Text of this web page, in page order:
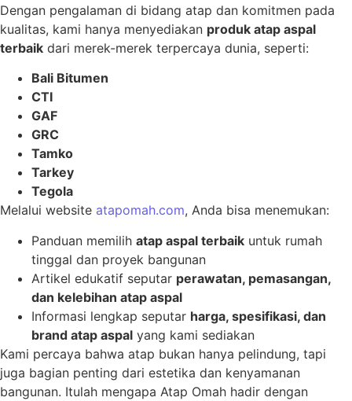
Dengan pengalaman di bidang atap dan komitmen pada
kualitas, kami hanya menyediakan produk atap aspal
terbaik dari merek-merek terpercaya dunia, seperti:
Bali Bitumen
CTI
GAF
GRC
Tamko
Tarkey
Tegola
Melalui website atapomah.com, Anda bisa menemukan:
Panduan memilih atap aspal terbaik untuk rumah
tinggal dan proyek bangunan
Artikel edukatif seputar perawatan, pemasangan,
dan kelebihan atap aspal
Informasi lengkap seputar harga, spesifikasi, dan
brand atap aspal yang kami sediakan
Kami percaya bahwa atap bukan hanya pelindung, tapi
juga bagian penting dari estetika dan kenyamanan
bangunan. Itulah mengapa Atap Omah hadir dengan